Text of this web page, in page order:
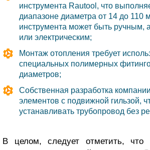
инструмента Rautool, что
диапазоне диаметра от 14 до 110
инструмента может быть ручным,
или электрическим;
Монтаж отопления требует
специальных полимерных
диаметров;
Собственная разработка
элементов с подвижной гильзой,
устанавливать трубопровод без
В целом, следует отметить, что